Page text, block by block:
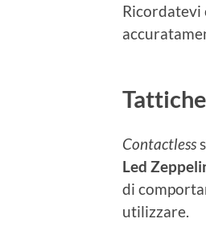
Ricordatevi
Contactless
Led
di
utilizzare.